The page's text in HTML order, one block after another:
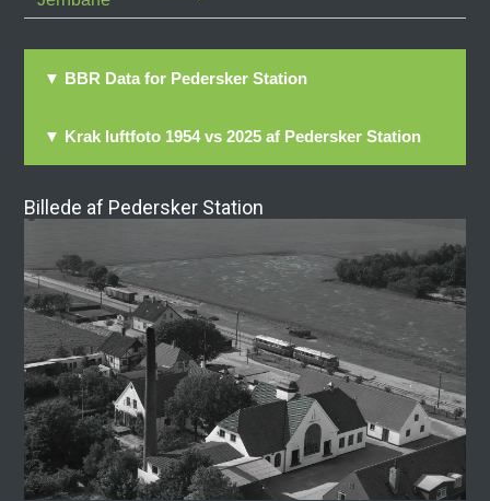
▼ BBR Data for Pedersker Station
▼ Krak luftfoto 1954 vs 2025 af Pedersker Station
Billede af Pedersker Station